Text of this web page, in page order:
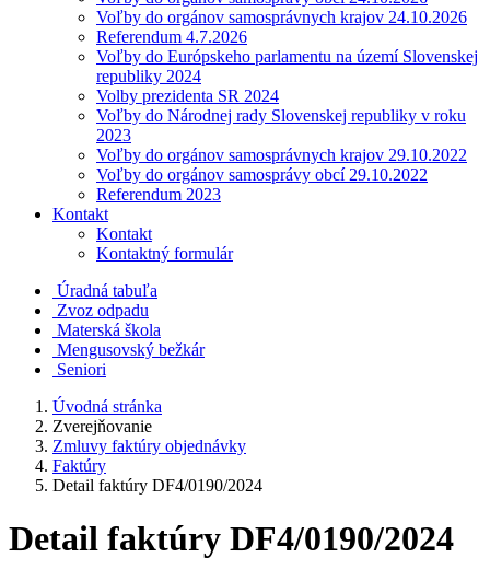
Voľby do orgánov samosprávnych krajov 24.10.2026
Referendum 4.7.2026
Voľby do Európskeho parlamentu na území Slovenskej
republiky 2024
Volby prezidenta SR 2024
Voľby do Národnej rady Slovenskej republiky v roku
2023
Voľby do orgánov samosprávnych krajov 29.10.2022
Voľby do orgánov samosprávy obcí 29.10.2022
Referendum 2023
Kontakt
Kontakt
Kontaktný formulár
Úradná tabuľa
Zvoz odpadu
Materská škola
Mengusovský bežkár
Seniori
Úvodná stránka
Zverejňovanie
Zmluvy faktúry objednávky
Faktúry
Detail faktúry DF4/0190/2024
Detail faktúry DF4/0190/2024